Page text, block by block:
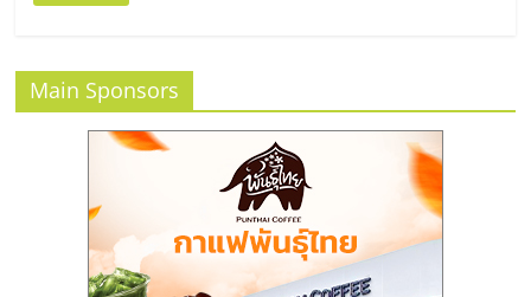
แฟ
ไชส์,
Main Sponsors